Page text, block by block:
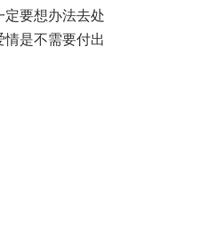
要想办法去处
是不需要付出